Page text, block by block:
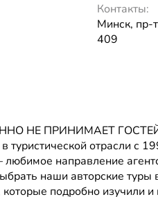
Контакты:
Минск, пр-
409
НЕ ПРИНИМАЕТ ГОСТЕЙ
туристической отрасли с
направление
наши авторские
подробно изучили